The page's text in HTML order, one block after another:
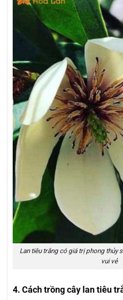
Lan tiêu trắng có giá trị phong thủy
vui vẻ
4. Cách trồng cây lan tiêu